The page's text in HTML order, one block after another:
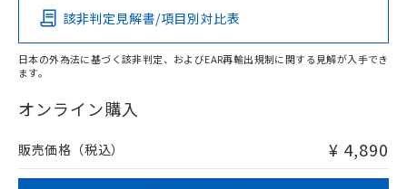
O
在庫等で未対応品が混在する可能性があります。
問い合わせください。
該非判定見解書/項目別対比表
日本の外為法に基づく該非判定、およびEAR再輸出規制に関する見解が入手でき
ます。
オンライン購入
販売価格（税込） ¥ 4,890